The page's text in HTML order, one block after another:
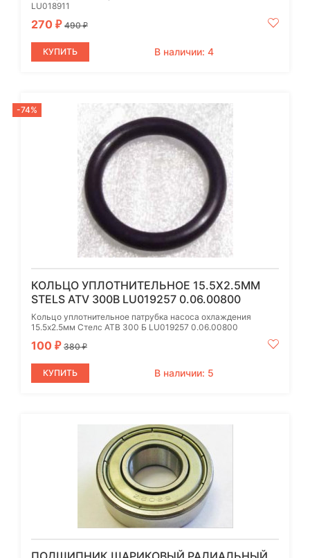
LU018911
270 ₽ 490₽
КУПИТЬ В наличии: 4
-74%
КОЛЬЦО УПЛОТНИТЕЛЬНОЕ 15.5Х2.5ММ
STELS ATV 300B LU019257 0.06.00800
Кольцо уплотнительное патрубка насоса охлаждения
15.5х2.5мм Стелс АТВ 300 Б LU019257 0.06.00800
100 ₽ 380₽
КУПИТЬ В наличии: 5